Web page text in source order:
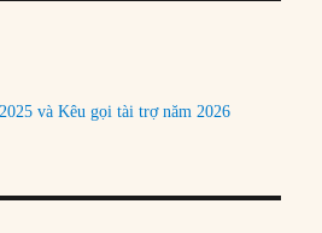
và Kêu gọi tài trợ năm 2026